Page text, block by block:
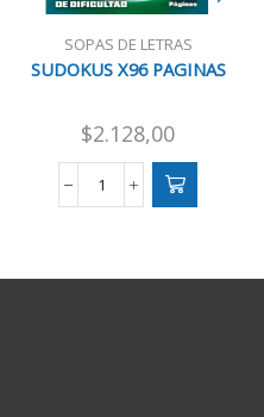
SOPAS DE LETRAS
SUDOKUS X96 PAGINAS
$2.128,00
SUDOKUS